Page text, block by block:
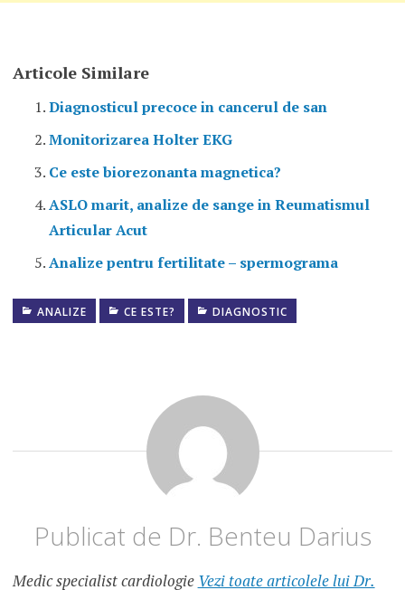
Articole Similare
Diagnosticul precoce in cancerul de san
Monitorizarea Holter EKG
Ce este biorezonanta magnetica?
ASLO marit, analize de sange in Reumatismul
Articular Acut
Analize pentru fertilitate – spermograma
ANALIZE CE ESTE?
DIAGNOSTIC
CONTRAINDICATII
CT
Publicat de Dr. Benteu Darius
Medic specialist cardiologie Vezi toate articolele lui Dr.